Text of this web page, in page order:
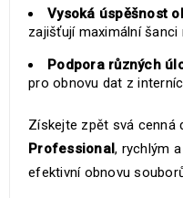
Vysoká úspěšnost
zajišťují maximální
Podpora různých
pro obnovu dat z
Získejte zpět svá cenná
Professional, rychlým
efektivní obnovu